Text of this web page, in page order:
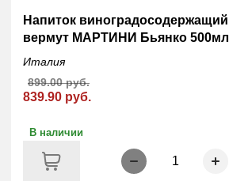
Напиток виноградосодержащий
вермут МАРТИНИ Бьянко 500мл
Италия
839.90 руб.
899.00 руб.
В наличии
1